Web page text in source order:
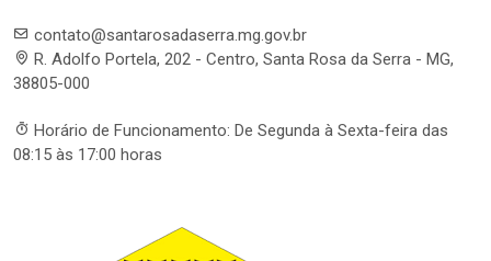
contato@santarosadaserra.mg.gov.br
R. Adolfo Portela, 202 - Centro, Santa Rosa da Serra - MG,
38805-000
Horário de Funcionamento: De Segunda à Sexta-feira das
08:15 às 17:00 horas